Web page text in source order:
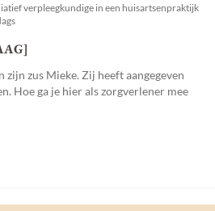
verpleegkundige in een huisartsenpraktijk
zijn zus Mieke. Zij heeft aangegeven
Hoe ga je hier als zorgverlener mee